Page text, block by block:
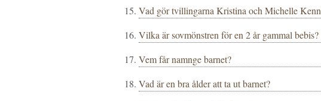
Vad gör tvillingarna Kristina och Michelle
Vilka är sovmönstren för en 2 år gammal bebis?
Vem får namnge barnet?
Vad är en bra ålder att ta ut barnet?